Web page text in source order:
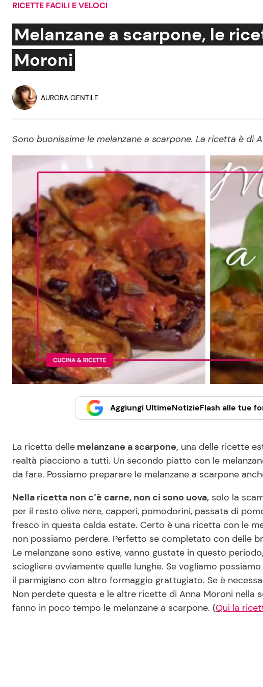
Social News
News dal mondo
Mondo Mamma
Salute
Viaggi e Turismo
Festività
RICETTE FACILI E VELOCI
Melanzane a scarpone, le
Moroni
AURORA GENTILE
Sono buonissime le melanzane a scarpone. La ricetta è di
Aggiungi UltimeNotizieFlash alle tue
La ricetta delle melanzane a scarpone, una delle ricette
realtà piacciono a tutti. Un secondo piatto con le
da fare. Possiamo preparare le melanzane a scarpone
Nella ricetta non c’è carne, non ci sono uova, solo la
per il resto olive nere, capperi, pomodorini, passata di
fresco in questa calda estate. Certo è una ricetta con le
non possiamo perdere. Perfetto se completato con delle
Le melanzane sono estive, vanno gustate in questo
sciogliere ovviamente quelle lunghe. Se vogliamo
il parmigiano con altro formaggio grattugiato. Se è
Non perdete questa e le altre ricette di Anna Moroni nella
fanno in poco tempo le melanzane a scarpone. (Qui la